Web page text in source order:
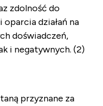
zdolność do
działań na
doświadczeń,
i negatywnych. (2)
przyznane za